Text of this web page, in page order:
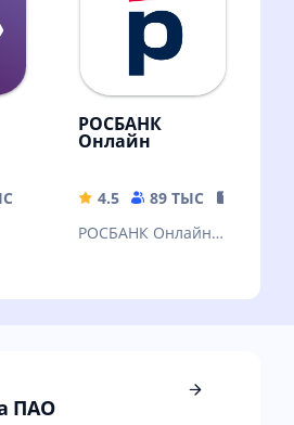
139.25 MB
РОСБАНК
Онлайн
4.5 89 ТЫС
РОСБАНК Онлайн –
ПАО